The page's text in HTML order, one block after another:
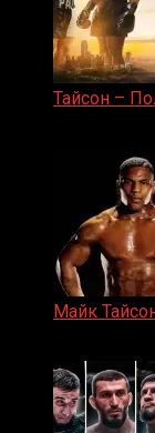
Тайсон –
Майк